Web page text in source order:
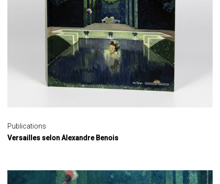
Publications
Versailles selon Alexandre Benois